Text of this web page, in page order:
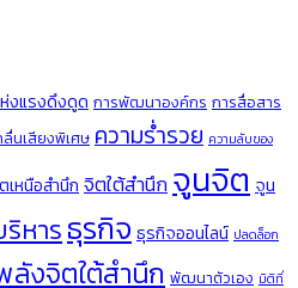
งแรงดึงดูด การพัฒนาองค์กร การสื่อสาร
นเสียงพิเศษ ความร่ำรวย ความลับของ
เหนือสำนึก จิตใต้สำนึก จูนจิต จูน
หารธุรกิจ ธุรกิจออนไลน์ ปลดล็อก
ลังจิตใต้สำนึก พัฒนาตัวเอง มิติที่